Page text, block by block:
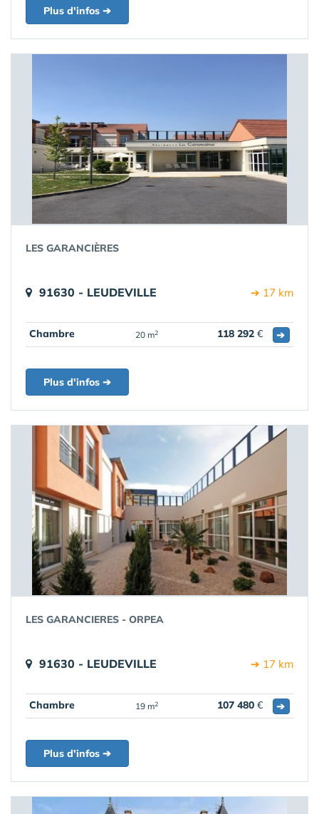
Plus d'infos ➔
LES GARANCIÈRES
91630 - LEUDEVILLE ➔ 17 km
Chambre 20 m2 118 292 € ➔
Plus d'infos ➔
LES GARANCIERES - ORPEA
91630 - LEUDEVILLE ➔ 17 km
Chambre 19 m2 107 480 € ➔
Plus d'infos ➔